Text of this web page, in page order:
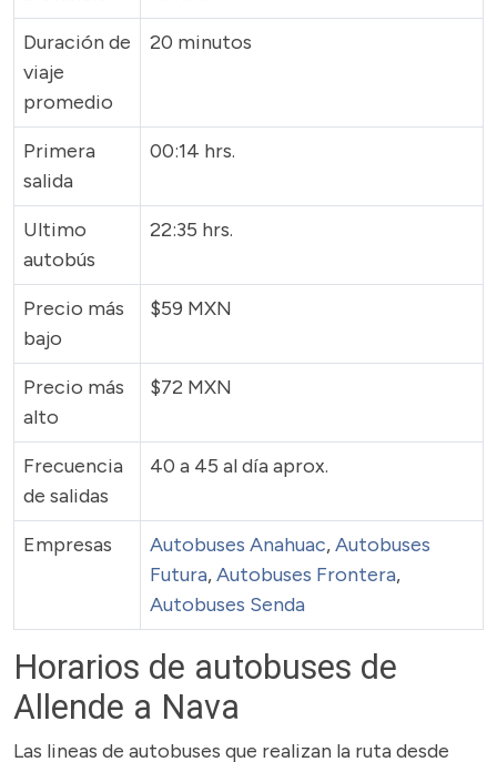
Duración de
viaje
promedio
20 minutos
Primera
salida
00:14 hrs.
Ultimo
autobús
22:35 hrs.
Precio más
bajo
$59 MXN
Precio más
alto
$72 MXN
Frecuencia
de salidas
40 a 45 al día aprox.
Empresas Autobuses Anahuac,Autobuses
Futura,Autobuses Frontera,
Autobuses Senda
Horarios de autobuses de
Allende a Nava
Las lineas de autobuses que realizan la ruta desde